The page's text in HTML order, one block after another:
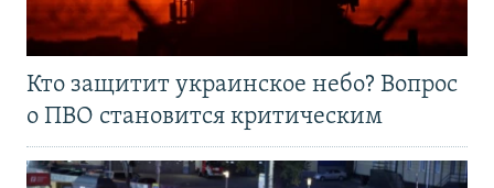
Кто защитит украинское небо? Вопрос
о ПВО становится критическим